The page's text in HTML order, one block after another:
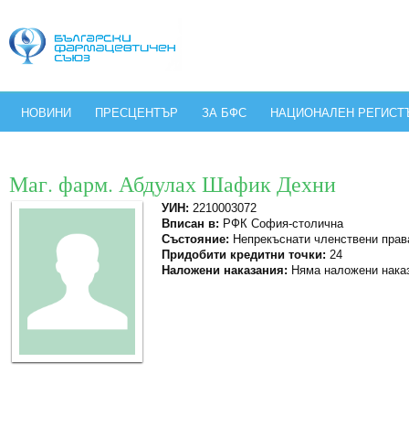
НОВИНИ ПРЕСЦЕНТЪР ЗА БФС НАЦИОНАЛЕН
Маг. фарм. Абдулах Шафик Дехни
УИН: 2210003072
Вписан в: РФК София-столична
Състояние: Непрекъснати членствени
Придобити кредитни точки: 24
Наложени наказания: Няма наложени